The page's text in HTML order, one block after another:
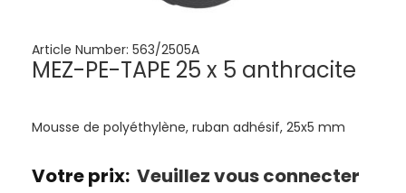
Article Number: 563/2505A
MEZ-PE-TAPE 25 x 5 anthracite
Mousse de polyéthylène, ruban adhésif, 25x5 mm
Votre prix: Veuillez vous connecter